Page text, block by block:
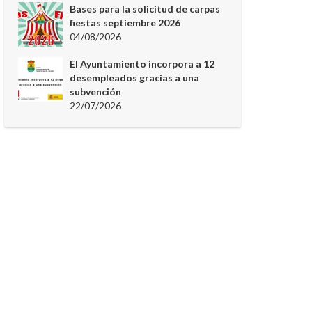
Bases para la solicitud de carpas
fiestas septiembre 2026
04/08/2026
El Ayuntamiento incorpora a 12
desempleados gracias a una
subvención
22/07/2026